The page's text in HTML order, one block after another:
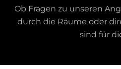
Ob Fragen zu unseren
durch die Räume oder
sind für